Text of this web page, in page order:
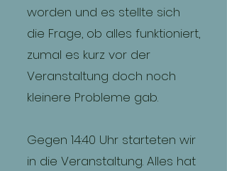
worden und es stellte sich
die Frage, ob alles funktioniert,
zumal es kurz vor der
Veranstaltung doch noch
kleinere Probleme gab.
Gegen 14:40 Uhr starteten wir
in die Veranstaltung. Alles hat